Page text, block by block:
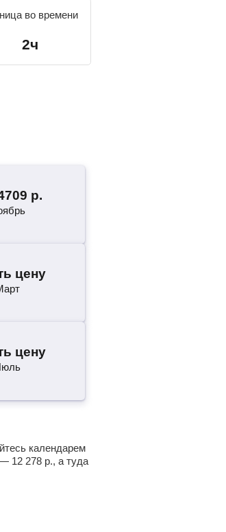
во времени
2ч
р.
цену
цену
календарем
— 12 278 р., а туда